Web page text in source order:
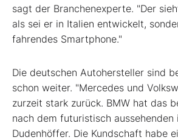
sagt der Branchenexperte. "Der
als sei er in Italien entwickelt,
fahrendes Smartphone."
Die deutschen Autohersteller sind
schon weiter. "Mercedes und
zurzeit stark zurück. BMW hat das
nach dem futuristisch aussehenden
Dudenhöffer. Die Kundschaft habe